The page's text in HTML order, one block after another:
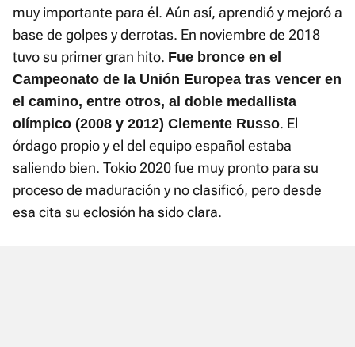
muy importante para él. Aún así, aprendió y mejoró a
base de golpes y derrotas. En noviembre de 2018
tuvo su primer gran hito. Fue bronce en el
Campeonato de la Unión Europea tras vencer en
el camino, entre otros, al doble medallista
olímpico (2008 y 2012) Clemente Russo. El
órdago propio y el del equipo español estaba
saliendo bien. Tokio 2020 fue muy pronto para su
proceso de maduración y no clasificó, pero desde
esa cita su eclosión ha sido clara.